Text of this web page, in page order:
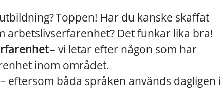
Toppen! Har du kanske skaffat
arbetslivserfarenhet? Det funkar lika bra!
– vi letar efter någon som har
inom området.
– eftersom båda språken används dagligen i